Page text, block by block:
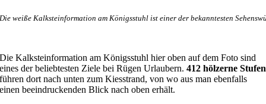
Die weiße Kalksteinformation am Königsstuhl ist einer der bekanntesten
Die Kalksteinformation am Königsstuhl hier oben auf dem Foto sind
eines der beliebtesten Ziele bei Rügen Urlaubern.412 hölzerne Stufen
führen dort nach unten zum Kiesstrand, von wo aus man ebenfalls
einen beeindruckenden Blick nach oben erhält.